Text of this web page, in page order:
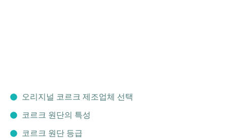
오리지널 코르크 제조업체 선택
코르크 원단의 특성
코르크 원단 등급